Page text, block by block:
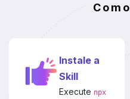
Instale a
Skill
Execute npx